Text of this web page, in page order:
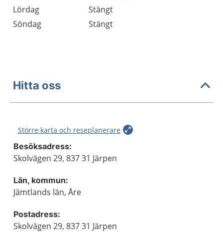
Lördag
Stängt
Söndag
Stängt
Hitta oss
Större karta och reseplanerare
Besöksadress:
Skolvägen 29, 837 31 Järpen
Län, kommun:
Jämtlands län, Åre
Postadress:
Skolvägen 29, 837 31 Järpen